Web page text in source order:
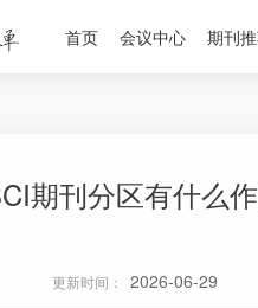
首页 会议中心 期刊
期刊分区有什么
更新时间： 2026-06-29